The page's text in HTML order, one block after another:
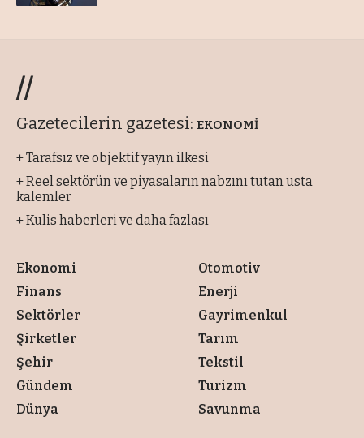
//
Gazetecilerin gazetesi: EKONOMİ
+ Tarafsız ve objektif yayın ilkesi
+ Reel sektörün ve piyasaların nabzını tutan usta
kalemler
+ Kulis haberleri ve daha fazlası
Ekonomi
Finans
Sektörler
Şirketler
Şehir
Gündem
Dünya
Otomotiv
Enerji
Gayrimenkul
Tarım
Tekstil
Turizm
Savunma